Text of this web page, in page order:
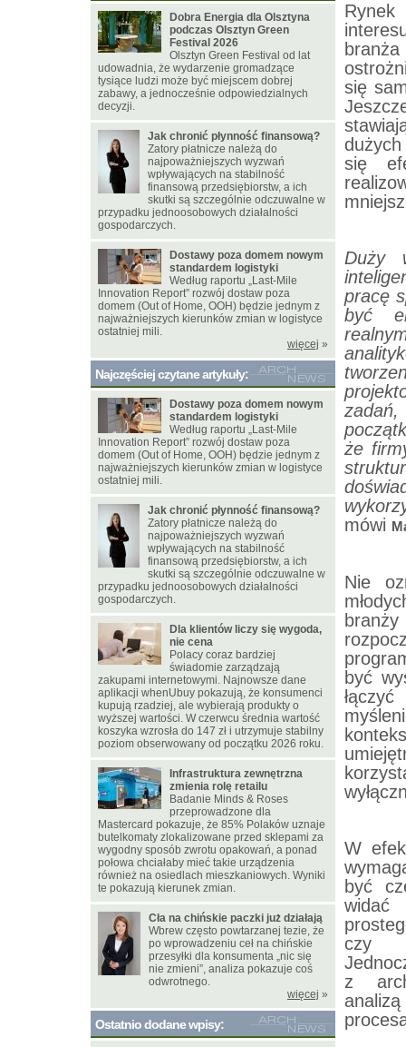
się
się
Duży
pracę
być
zadań,
że
mówi
Nie
być
W
być
widać
czy
z
Dobra Energia dla Olsztyna
podczas Olsztyn Green
Festival 2026
Olsztyn Green Festival od lat
udowadnia, że wydarzenie gromadzące
tysiące ludzi może być miejscem dobrej
zabawy, a jednocześnie odpowiedzialnych
decyzji.
Jak chronić płynność finansową?
Zatory płatnicze należą do
najpoważniejszych wyzwań
wpływających na stabilność
finansową przedsiębiorstw, a ich
skutki są szczególnie odczuwalne w
przypadku jednoosobowych działalności
gospodarczych.
Dostawy poza domem nowym
standardem logistyki
Według raportu „Last-Mile
Innovation Report” rozwój dostaw poza
domem (Out of Home, OOH) będzie jednym z
najważniejszych kierunków zmian w logistyce
ostatniej mili.
więcej »
Najczęściej czytane artykuły:
Dostawy poza domem nowym
standardem logistyki
Według raportu „Last-Mile
Innovation Report” rozwój dostaw poza
domem (Out of Home, OOH) będzie jednym z
najważniejszych kierunków zmian w logistyce
ostatniej mili.
Jak chronić płynność finansową?
Zatory płatnicze należą do
najpoważniejszych wyzwań
wpływających na stabilność
finansową przedsiębiorstw, a ich
skutki są szczególnie odczuwalne w
przypadku jednoosobowych działalności
gospodarczych.
Dla klientów liczy się wygoda,
nie cena
Polacy coraz bardziej
świadomie zarządzają
zakupami internetowymi. Najnowsze dane
aplikacji whenUbuy pokazują, że konsumenci
kupują rzadziej, ale wybierają produkty o
wyższej wartości. W czerwcu średnia wartość
koszyka wzrosła do 147 zł i utrzymuje stabilny
poziom obserwowany od początku 2026 roku.
Infrastruktura zewnętrzna
zmienia rolę retailu
Badanie Minds & Roses
przeprowadzone dla
Mastercard pokazuje, że 85% Polaków uznaje
butelkomaty zlokalizowane przed sklepami za
wygodny sposób zwrotu opakowań, a ponad
połowa chciałaby mieć takie urządzenia
również na osiedlach mieszkaniowych. Wyniki
te pokazują kierunek zmian.
Cła na chińskie paczki już działają
Wbrew często powtarzanej tezie, że
po wprowadzeniu ceł na chińskie
przesyłki dla konsumenta „nic się
nie zmieni”, analiza pokazuje coś
odwrotnego.
więcej »
Ostatnio dodane wpisy: